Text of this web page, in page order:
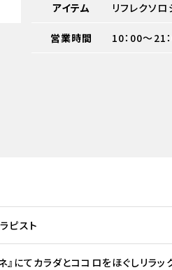
アイテム リフレクソロ
営業時間 10：00～21
ピスト
』にてカラダとココロをほぐしリラ